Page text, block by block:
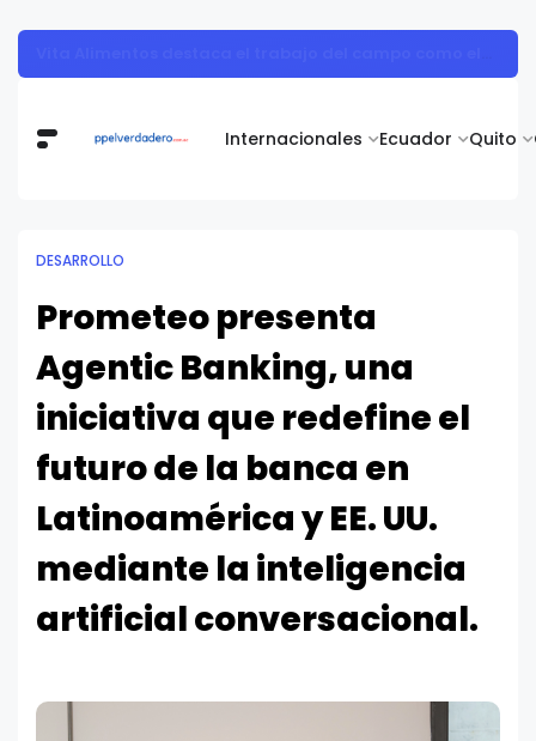
Internacionales Ecuador Quito
DESARROLLO
Prometeo presenta
Agentic Banking, una
iniciativa que redefine el
futuro de la banca en
Latinoamérica y EE. UU.
mediante la inteligencia
artificial conversacional.